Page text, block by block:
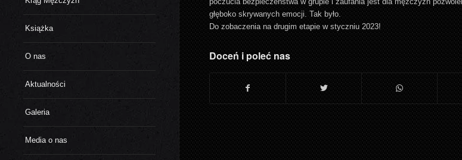
Książka
O nas
Aktualności
Galeria
Media o nas
głęboko skrywanych emocji. Tak było.
Do zobaczenia na drugim etapie w styczniu 2023!
Doceń i poleć nas